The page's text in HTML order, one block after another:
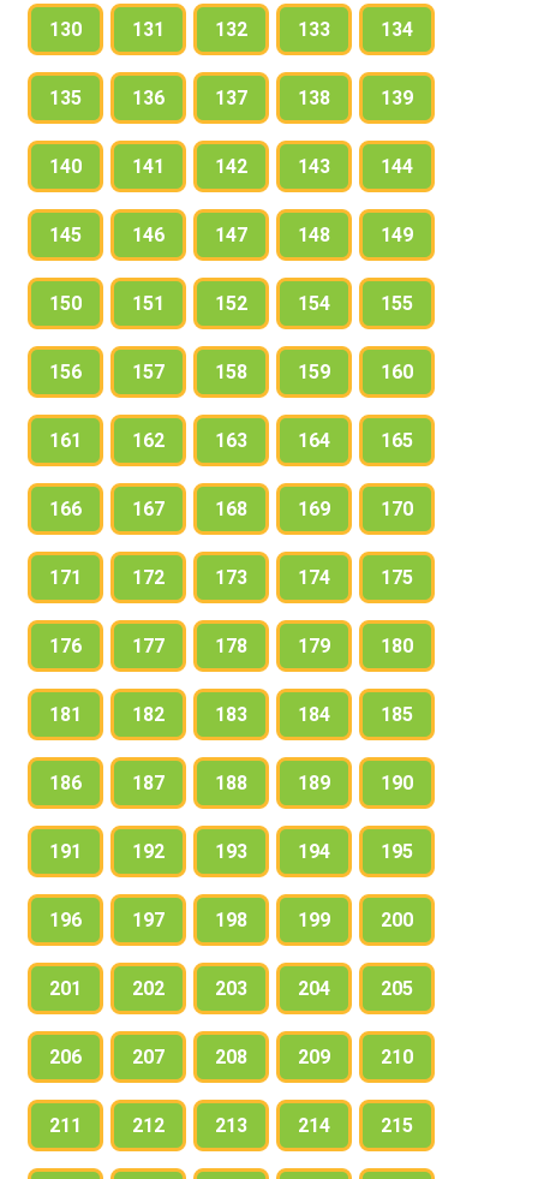
130 131 132 133 134
135 136 137 138 139
140 141 142 143 144
145 146 147 148 149
150 151 152 154 155
156 157 158 159 160
161 162 163 164 165
166 167 168 169 170
171 172 173 174 175
176 177 178 179 180
181 182 183 184 185
186 187 188 189 190
191 192 193 194 195
196 197 198 199 200
201 202 203 204 205
206 207 208 209 210
211 212 213 214 215